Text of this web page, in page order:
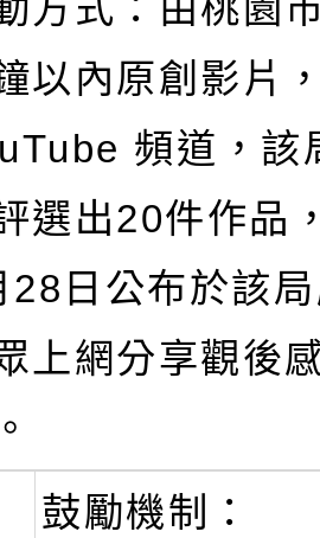
方式：由桃園
以內原創影片
頻道，該
選出20件作品
28日公布於該
上網分享觀後
鼓勵機制：